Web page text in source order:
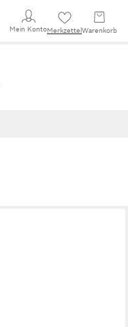
Mein KontoMerkzettel Warenkorb